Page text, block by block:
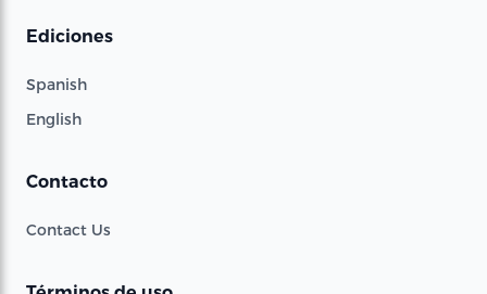
Ediciones
Spanish
English
Contacto
Contact Us